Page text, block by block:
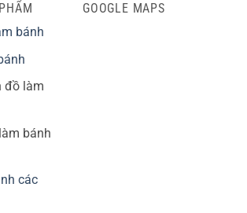
bánh
đồ làm
bánh
các
GOOGLE MAPS